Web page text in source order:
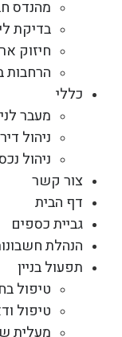
מהנדס
בדיקת
חיזוק
הרחבות
כללי
מעבר
ניהול
ניהול
צור קשר
דף הבית
גביית כספים
הנהלת
תפעול בניין
טיפול
טיפול
מעלית